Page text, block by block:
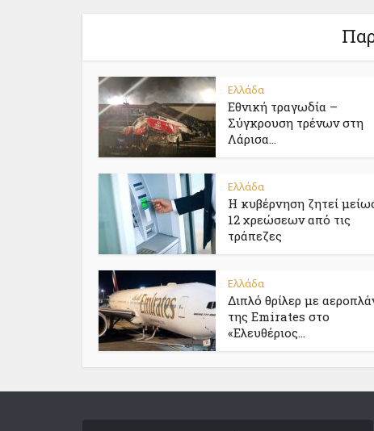
Ελλάδα
Εθνική τραγωδία –
Σύγκρουση τρένων στη
Λάρισα...
Ελλάδα
Η κυβέρνηση ζητεί
12 χρεώσεων από τις
τράπεζες
Ελλάδα
Διπλό θρίλερ με
της Emirates στο
«Ελευθέριος...